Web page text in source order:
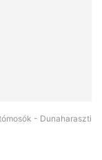
- Dunaharaszti